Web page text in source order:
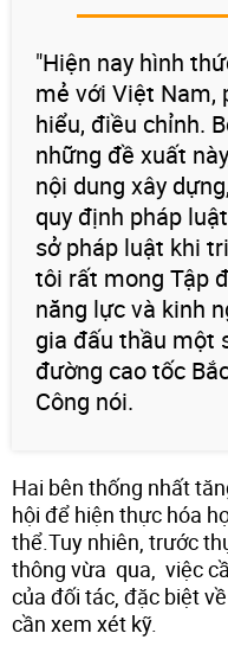
"Hiện nay hình
mẻ với Việt Nam,
hiểu, điều chỉnh.
những đề xuất
nội dung xây
quy định pháp
sở pháp luật khi
tôi rất mong Tập
năng lực và kinh
gia đấu thầu một
đường cao tốc
Công nói.
Hai bên thống nhất
hội để hiện thực hóa
thể.Tuy nhiên, trước
thông vừa qua, việc
của đối tác, đặc biệt
cần xem xét kỹ.